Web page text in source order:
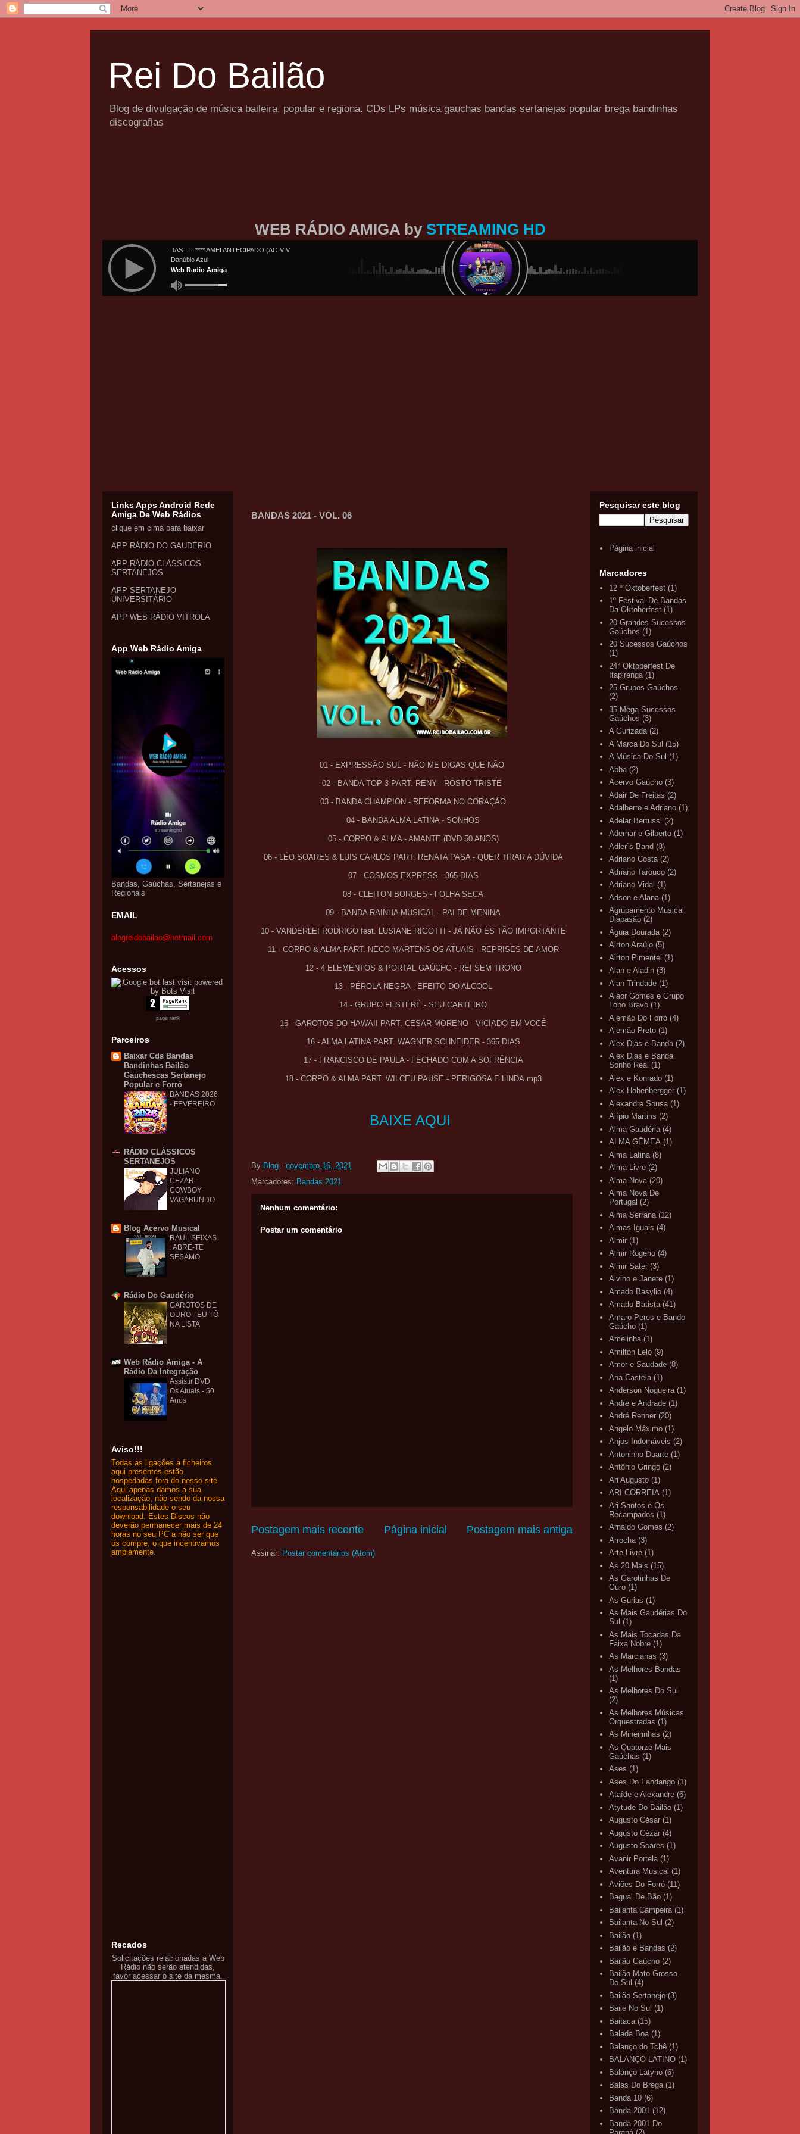
Rei Do Bailão
Blog de divulgação de música baileira, popular e regiona. CDs LPs música gauchas bandas sertanejas popular brega bandinhas
discografias
WEB RÁDIO AMIGA by STREAMING HD
BANDAS 2021 - VOL. 06
01 - EXPRESSÃO SUL - NÃO ME DIGAS QUE NÃO
02 - BANDA TOP 3 PART. RENY - ROSTO TRISTE
03 - BANDA CHAMPION - REFORMA NO CORAÇÃO
04 - BANDA ALMA LATINA - SONHOS
05 - CORPO & ALMA - AMANTE (DVD 50 ANOS)
06 - LÉO SOARES & LUIS CARLOS PART. RENATA PASA - QUER TIRAR A DÚVIDA
07 - COSMOS EXPRESS - 365 DIAS
08 - CLEITON BORGES - FOLHA SECA
09 - BANDA RAINHA MUSICAL - PAI DE MENINA
10 - VANDERLEI RODRIGO feat. LUSIANE RIGOTTI - JÁ NÃO ÉS TÃO IMPORTANTE
11 - CORPO & ALMA PART. NECO MARTENS OS ATUAIS - REPRISES DE AMOR
12 - 4 ELEMENTOS & PORTAL GAÚCHO - REI SEM TRONO
13 - PÉROLA NEGRA - EFEITO DO ALCOOL
14 - GRUPO FESTERÊ - SEU CARTEIRO
15 - GAROTOS DO HAWAII PART. CESAR MORENO - VICIADO EM VOCÊ
16 - ALMA LATINA PART. WAGNER SCHNEIDER - 365 DIAS
17 - FRANCISCO DE PAULA - FECHADO COM A SOFRÊNCIA
18 - CORPO & ALMA PART. WILCEU PAUSE - PERIGOSA E LINDA.mp3
BAIXE AQUI
By Blog - novembro 16, 2021
Marcadores: Bandas 2021
Nenhum comentário:
Postar um comentário
Postagem mais recente Postagem mais antiga
Página inicial
Assinar: Postar comentários (Atom)
Links Apps Android Rede
Amiga De Web Rádios
clique em cima para baixar
APP RÁDIO DO GAUDÉRIO
APP RÁDIO CLÁSSICOS
SERTANEJOS
APP SERTANEJO
UNIVERSITÁRIO
APP WEB RÁDIO VITROLA
App Web Rádio Amiga
Bandas, Gaúchas, Sertanejas e
Regionais
EMAIL
blogreidobailao@hotmail.com
Acessos
page rank
Parceiros
Baixar Cds Bandas
Bandinhas Bailão
Gauchescas Sertanejo
Popular e Forró
BANDAS 2026
- FEVEREIRO
RÁDIO CLÁSSICOS
SERTANEJOS
JULIANO
CEZAR -
COWBOY
VAGABUNDO
Blog Acervo Musical
RAUL SEIXAS
: ABRE-TE
SÉSAMO
Rádio Do Gaudério
GAROTOS DE
OURO - EU TÔ
NA LISTA
Web Rádio Amiga - A
Rádio Da Integração
Assistir DVD
Os Atuais - 50
Anos
Aviso!!!
Todas as ligações a ficheiros
aqui presentes estão
hospedadas fora do nosso site.
Aqui apenas damos a sua
localização, não sendo da nossa
responsabilidade o seu
download. Estes Discos não
deverão permanecer mais de 24
horas no seu PC a não ser que
os compre, o que incentivamos
amplamente.
Recados
Solicitações relacionadas a Web
Rádio não serão atendidas,
favor acessar o site da mesma.
Pesquisar este blog
Página inicial
Marcadores
12 º Oktoberfest (1)
1º Festival De Bandas
Da Oktoberfest (1)
20 Grandes Sucessos
Gaúchos (1)
20 Sucessos Gaúchos
(1)
24° Oktoberfest De
Itapiranga (1)
25 Grupos Gaúchos
(2)
35 Mega Sucessos
Gaúchos (3)
A Gurizada (2)
A Marca Do Sul (15)
A Música Do Sul (1)
Abba (2)
Acervo Gaúcho (3)
Adair De Freitas (2)
Adalberto e Adriano (1)
Adelar Bertussi (2)
Ademar e Gilberto (1)
Adler`s Band (3)
Adriano Costa (2)
Adriano Tarouco (2)
Adriano Vidal (1)
Adson e Alana (1)
Agrupamento Musical
Diapasão (2)
Águia Dourada (2)
Airton Araújo (5)
Airton Pimentel (1)
Alan e Aladin (3)
Alan Trindade (1)
Alaor Gomes e Grupo
Lobo Bravo (1)
Alemão Do Forró (4)
Alemão Preto (1)
Alex Dias e Banda (2)
Alex Dias e Banda
Sonho Real (1)
Alex e Konrado (1)
Alex Hohenbergger (1)
Alexandre Sousa (1)
Alípio Martins (2)
Alma Gaudéria (4)
ALMA GÊMEA (1)
Alma Latina (8)
Alma Livre (2)
Alma Nova (20)
Alma Nova De
Portugal (2)
Alma Serrana (12)
Almas Iguais (4)
Almir (1)
Almir Rogério (4)
Almir Sater (3)
Alvino e Janete (1)
Amado Basylio (4)
Amado Batista (41)
Amaro Peres e Bando
Gaúcho (1)
Amelinha (1)
Amilton Lelo (9)
Amor e Saudade (8)
Ana Castela (1)
Anderson Nogueira (1)
André e Andrade (1)
André Renner (20)
Angelo Máximo (1)
Anjos Indomáveis (2)
Antoninho Duarte (1)
Antônio Gringo (2)
Ari Augusto (1)
ARI CORREIA (1)
Ari Santos e Os
Recampados (1)
Arnaldo Gomes (2)
Arrocha (3)
Arte Livre (1)
As 20 Mais (15)
As Garotinhas De
Ouro (1)
As Gurias (1)
As Mais Gaudérias Do
Sul (1)
As Mais Tocadas Da
Faixa Nobre (1)
As Marcianas (3)
As Melhores Bandas
(1)
As Melhores Do Sul
(2)
As Melhores Músicas
Orquestradas (1)
As Mineirinhas (2)
As Quatorze Mais
Gaúchas (1)
Ases (1)
Ases Do Fandango (1)
Ataíde e Alexandre (6)
Atytude Do Bailão (1)
Augusto César (1)
Augusto Cézar (4)
Augusto Soares (1)
Avanir Portela (1)
Aventura Musical (1)
Aviões Do Forró (11)
Bagual De Bão (1)
Bailanta Campeira (1)
Bailanta No Sul (2)
Bailão (1)
Bailão e Bandas (2)
Bailão Gaúcho (2)
Bailão Mato Grosso
Do Sul (4)
Bailão Sertanejo (3)
Baile No Sul (1)
Baitaca (15)
Balada Boa (1)
Balanço do Tchê (1)
BALANÇO LATINO (1)
Balanço Latyno (6)
Balas Do Brega (1)
Banda 10 (6)
Banda 2001 (12)
Banda 2001 Do